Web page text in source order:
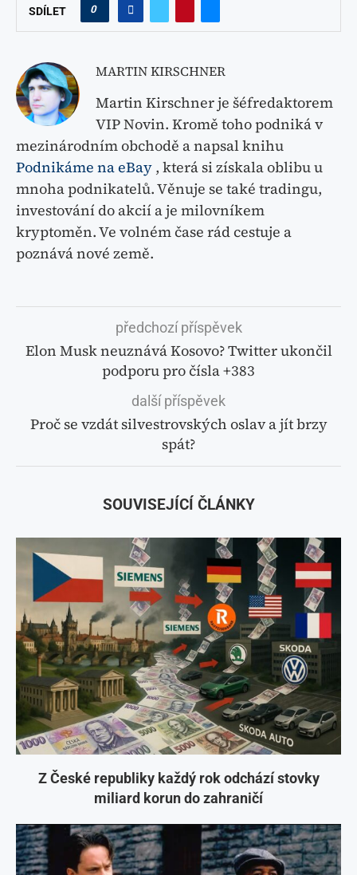
SDÍLET 0
MARTIN KIRSCHNER
Martin Kirschner je šéfredaktorem
VIP Novin. Kromě toho podniká v
mezinárodním obchodě a napsal knihu
Podnikáme na eBay , která si získala oblibu u
mnoha podnikatelů. Věnuje se také tradingu,
investování do akcií a je milovníkem
kryptoměn. Ve volném čase rád cestuje a
poznává nové země.
předchozí příspěvek
Elon Musk neuznává Kosovo? Twitter ukončil
podporu pro čísla +383
další příspěvek
Proč se vzdát silvestrovských oslav a jít brzy
spát?
SOUVISEJÍCÍ ČLÁNKY
Z České republiky každý rok odchází stovky
miliard korun do zahraničí